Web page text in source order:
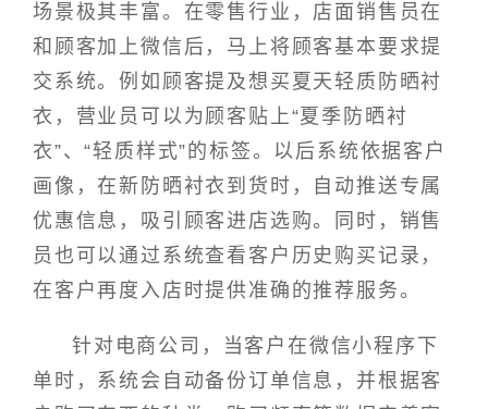
场景极其丰富。在零售行业，店面销售员在
和顾客加上微信后，马上将顾客基本要求提
交系统。例如顾客提及想买夏天轻质防晒衬
衣，营业员可以为顾客贴上“夏季防晒衬
衣”、“轻质样式”的标签。以后系统依据客户
画像，在新防晒衬衣到货时，自动推送专属
优惠信息，吸引顾客进店选购。同时，销售
员也可以通过系统查看客户历史购买记录，
在客户再度入店时提供准确的推荐服务。
针对电商公司，当客户在微信小程序下
单时，系统会自动备份订单信息，并根据客